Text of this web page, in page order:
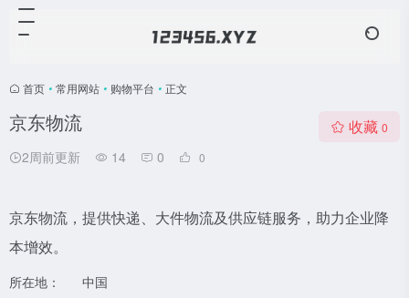
首页 • 常用网站 • 购物平台 • 正文
京东物流
2周前更新 14 0 0
收藏 0
京东物流，提供快递、大件物流及供应链服务，助力企业降
本增效。
所在地：
中国